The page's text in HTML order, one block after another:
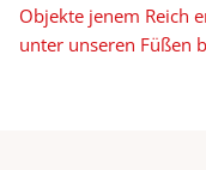
Objekte jenem Reich
unter unseren Füßen